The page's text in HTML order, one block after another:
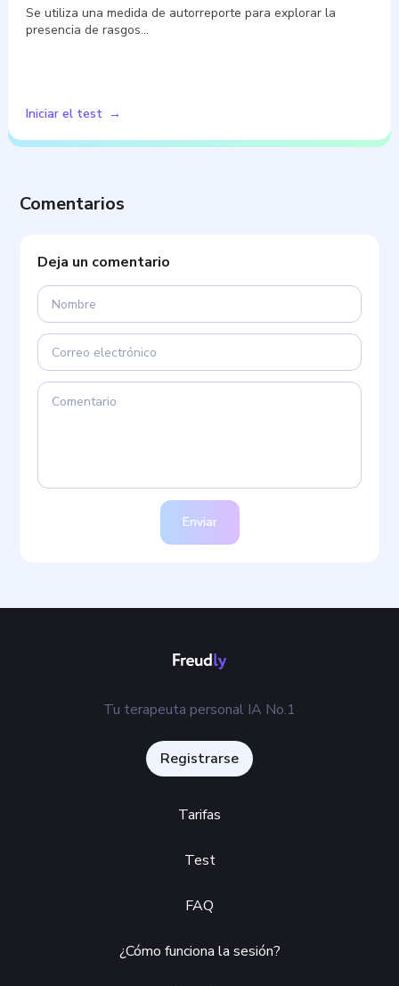
Se utiliza una medida de autorreporte para explorar la
presencia de rasgos…
Iniciar el test
Comentarios
Deja un comentario
Enviar
Tu terapeuta personal IA No.1
Registrarse
Tarifas
Test
FAQ
¿Cómo funciona la sesión?